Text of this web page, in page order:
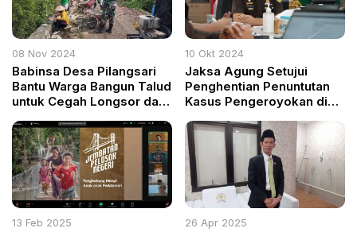
08 Nov 2024
Babinsa Desa Pilangsari
Bantu Warga Bangun Talud
untuk Cegah Longsor dan
10 Okt 2024
Jaksa Agung Setujui
Penghentian Penuntutan
Kasus Pengeroyokan di
Berdasarkan Keadilan
Restoratif
13 Feb 2025 26 Apr 2025